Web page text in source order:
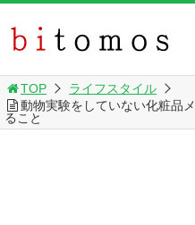
TOP
ライフスタイル
動物実験をしていない化粧品
ること